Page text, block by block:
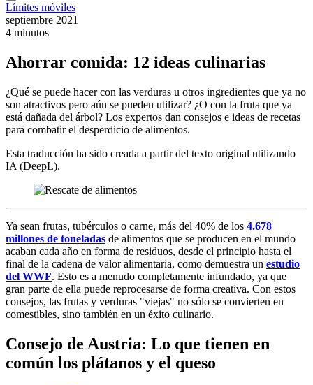
Límites móviles
septiembre 2021
4 minutos
Ahorrar comida: 12 ideas culinarias
¿Qué se puede hacer con las verduras u otros ingredientes que ya no
son atractivos pero aún se pueden utilizar? ¿O con la fruta que ya
está dañada del árbol? Los expertos dan consejos e ideas de recetas
para combatir el desperdicio de alimentos.
Esta traducción ha sido creada a partir del texto original utilizando
IA (DeepL).
Ya sean frutas, tubérculos o carne, más del 40% de los 4.678
millones de toneladas de alimentos que se producen en el mundo
acaban cada año en forma de residuos, desde el principio hasta el
final de la cadena de valor alimentaria, como demuestra un estudio
del WWF. Esto es a menudo completamente infundado, ya que
gran parte de ella puede reprocesarse de forma creativa. Con estos
consejos, las frutas y verduras "viejas" no sólo se convierten en
comestibles, sino también en un éxito culinario.
Consejo de Austria: Lo que tienen en
común los plátanos y el queso